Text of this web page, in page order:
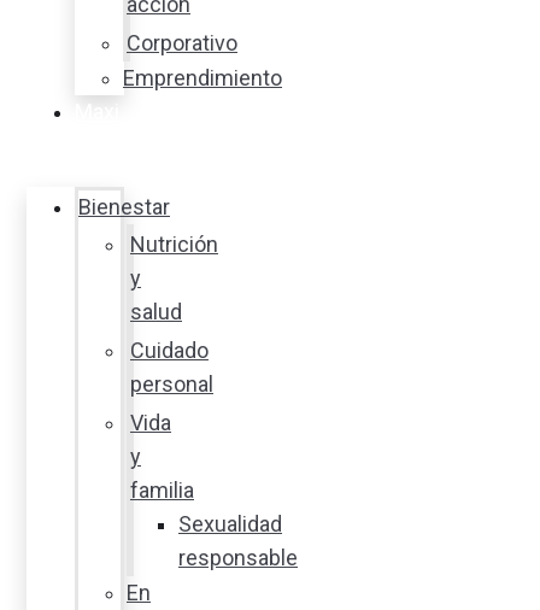
Corporativo
Emprendimiento
Bienestar
Nutrición
y
salud
Cuidado
personal
Vida
y
familia
Sexualidad
responsable
En